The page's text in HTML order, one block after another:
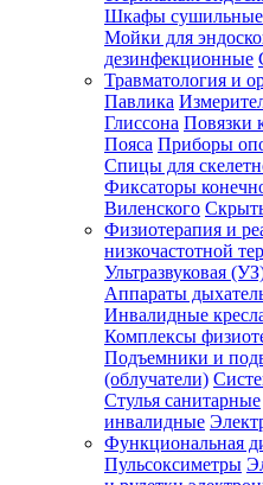
Шкафы сушильные
Мойки для
дезинфекционные
Травматология и
Павлика
Глиссона Повязки
Пояса Приборы
Спицы для
Фиксаторы
Виленского
Физиотерапия и
низкочастотной
Ультразвуковая
Аппараты
Инвалидные
Комплексы
Подъемники и
(облучатели)
Стулья санитарные
инвалидные
Функциональная
Пульсоксиметры